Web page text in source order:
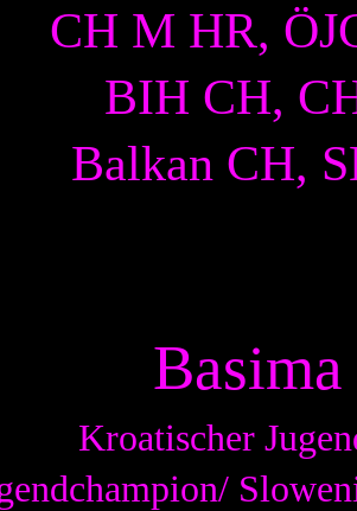
CH M HR,
BIH CH,
Balkan CH,
Kroatischer